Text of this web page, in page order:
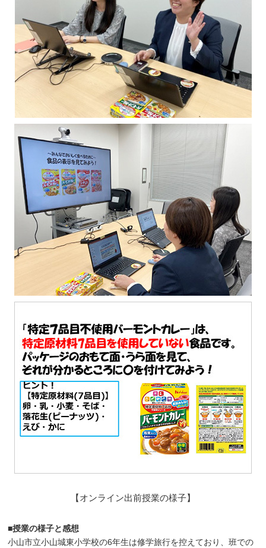
【オンライン出前授業の様子】
■授業の様子と感想
小山市立小山城東小学校の6年生は修学旅行を控えており、班での